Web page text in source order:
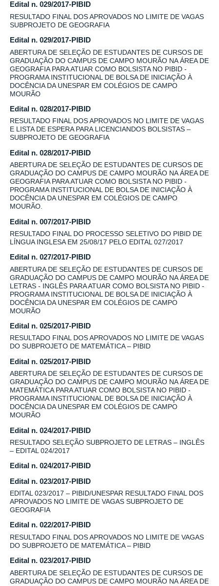
Edital n. 029/2017-PIBID
RESULTADO FINAL DOS APROVADOS NO LIMITE DE VAGAS
SUBPROJETO DE GEOGRAFIA
Edital n. 029/2017-PIBID
ABERTURA DE SELEÇÃO DE ESTUDANTES DE CURSOS DE
GRADUAÇÃO DO CAMPUS DE CAMPO MOURÃO NA ÁREA DE
GEOGRAFIA PARA ATUAR COMO BOLSISTA NO PIBID -
PROGRAMA INSTITUCIONAL DE BOLSA DE INICIAÇÃO À
DOCÊNCIA DA UNESPAR EM COLÉGIOS DE CAMPO
MOURÃO
Edital n. 028/2017-PIBID
RESULTADO FINAL DOS APROVADOS NO LIMITE DE VAGAS
E LISTA DE ESPERA PARA LICENCIANDOS BOLSISTAS –
SUBPROJETO DE GEOGRAFIA
Edital n. 028/2017-PIBID
ABERTURA DE SELEÇÃO DE ESTUDANTES DE CURSOS DE
GRADUAÇÃO DO CAMPUS DE CAMPO MOURÃO NA ÁREA DE
GEOGRAFIA PARA ATUAR COMO BOLSISTA NO PIBID -
PROGRAMA INSTITUCIONAL DE BOLSA DE INICIAÇÃO À
DOCÊNCIA DA UNESPAR EM COLÉGIOS DE CAMPO
MOURÃO.
Edital n. 007/2017-PIBID
RESULTADO FINAL DO PROCESSO SELETIVO DO PIBID DE
LÍNGUA INGLESA EM 25/08/17 PELO EDITAL 027/2017
Edital n. 027/2017-PIBID
ABERTURA DE SELEÇÃO DE ESTUDANTES DE CURSOS DE
GRADUAÇÃO DO CAMPUS DE CAMPO MOURÃO NA ÁREA DE
LETRAS - INGLÊS PARA ATUAR COMO BOLSISTA NO PIBID -
PROGRAMA INSTITUCIONAL DE BOLSA DE INICIAÇÃO À
DOCÊNCIA DA UNESPAR EM COLÉGIOS DE CAMPO
MOURÃO
Edital n. 025/2017-PIBID
RESULTADO FINAL DOS APROVADOS NO LIMITE DE VAGAS
DO SUBPROJETO DE MATEMÁTICA – PIBID
Edital n. 025/2017-PIBID
ABERTURA DE SELEÇÃO DE ESTUDANTES DE CURSOS DE
GRADUAÇÃO DO CAMPUS DE CAMPO MOURÃO NA ÁREA DE
MATEMÁTICA PARA ATUAR COMO BOLSISTA NO PIBID -
PROGRAMA INSTITUCIONAL DE BOLSA DE INICIAÇÃO À
DOCÊNCIA DA UNESPAR EM COLÉGIOS DE CAMPO
MOURÃO
Edital n. 024/2017-PIBID
RESULTADO SELEÇÃO SUBPROJETO DE LETRAS – INGLÊS
– EDITAL 024/2017
Edital n. 024/2017-PIBID
Edital n. 023/2017-PIBID
EDITAL 023/2017 – PIBID/UNESPAR RESULTADO FINAL DOS
APROVADOS NO LIMITE DE VAGAS SUBPROJETO DE
GEOGRAFIA
Edital n. 022/2017-PIBID
RESULTADO FINAL DOS APROVADOS NO LIMITE DE VAGAS
DO SUBPROJETO DE MATEMÁTICA – PIBID
Edital n. 023/2017-PIBID
ABERTURA DE SELEÇÃO DE ESTUDANTES DE CURSOS DE
GRADUAÇÃO DO CAMPUS DE CAMPO MOURÃO NA ÁREA DE